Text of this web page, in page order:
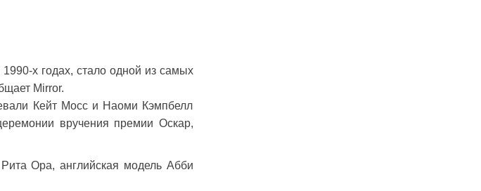
х годах, стало одной из самых
Mirror.
Кейт Мосс и Наоми Кэмпбелл
вручения премии Оскар,
Ора, английская модель Абби